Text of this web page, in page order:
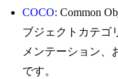
COCO: Common
ブジェクトカテゴ
メンテーション、
です。